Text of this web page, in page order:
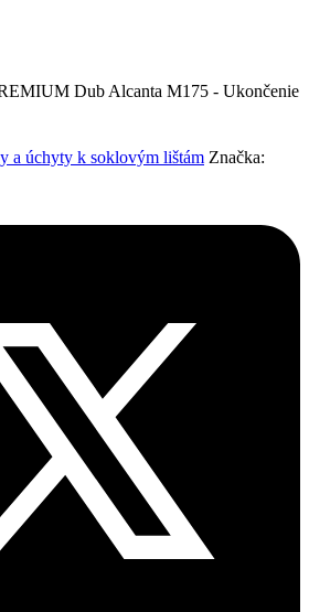
Dub Alcanta M175 - Ukončenie
a úchyty k soklovým lištám Značka: